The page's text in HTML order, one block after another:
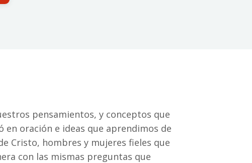
pensamientos, y conceptos que
en oración e ideas que aprendimos de
Cristo, hombres y mujeres fieles que
con las mismas preguntas que